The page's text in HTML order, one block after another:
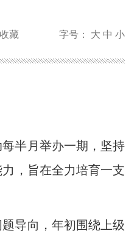
字号： 大 中 小
收藏
半月举办一期，坚持
，旨在全力培育一支
导向，年初围绕上级